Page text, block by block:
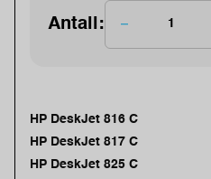
Antall:
HP DeskJet 816 C
HP DeskJet 817 C
HP DeskJet 825 C